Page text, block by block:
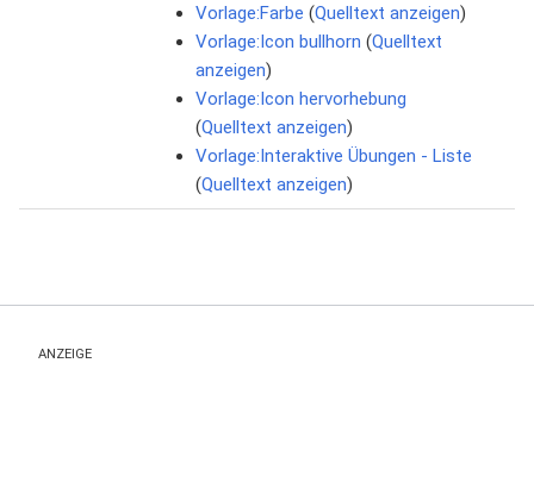
Vorlage:Farbe (Quelltext anzeigen)
Vorlage:Icon bullhorn (Quelltext
anzeigen)
Vorlage:Icon hervorhebung
(Quelltext anzeigen)
Vorlage:Interaktive Übungen - Liste
(Quelltext anzeigen)
ANZEIGE